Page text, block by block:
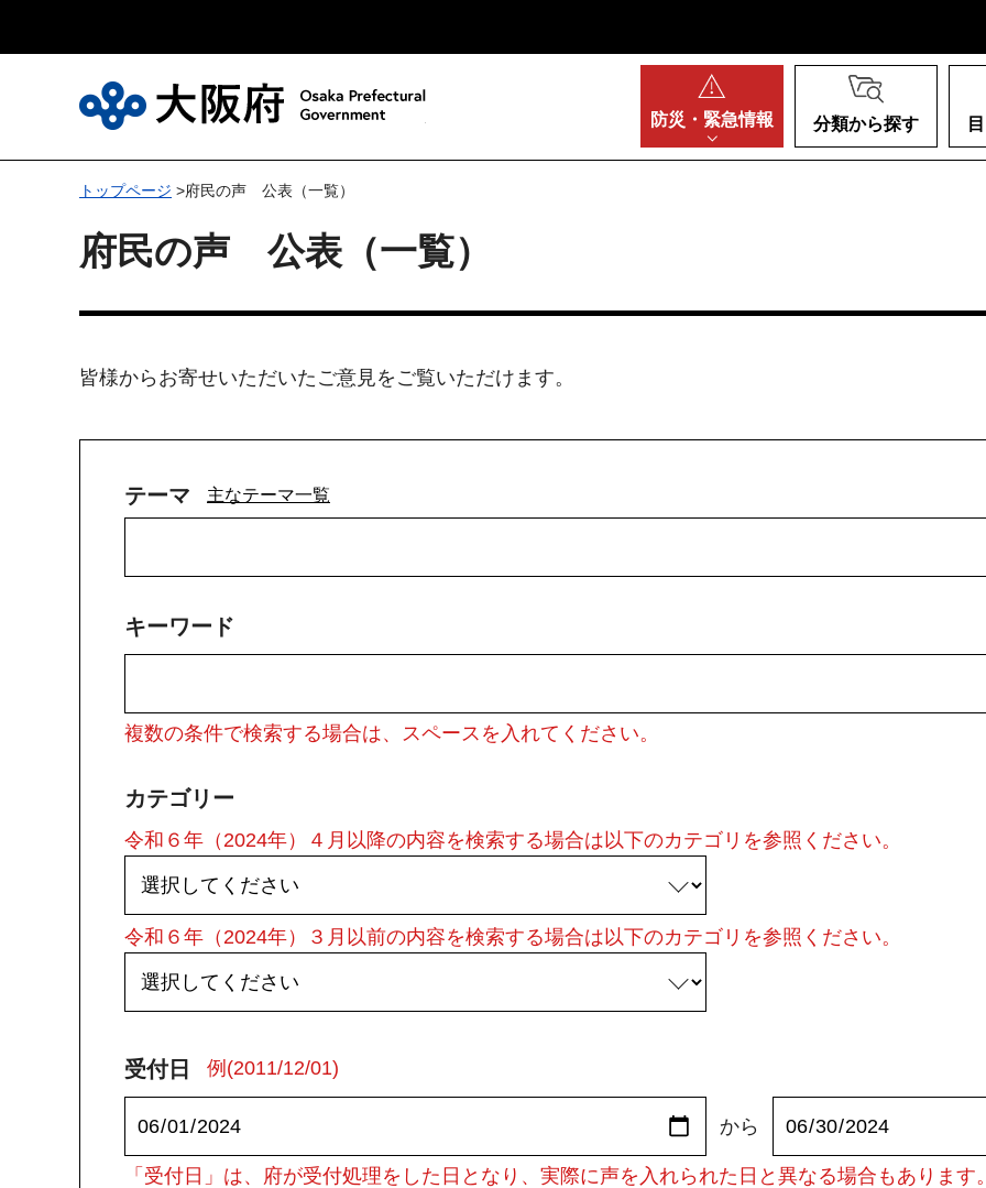
防災・ 緊急情報 分類から探す
トップページ >府民の声 公表（一覧）
府民の声 公表（一覧）
皆様からお寄せいただいたご意見をご覧いただけます。
テーマ 主なテーマ一覧
キーワード
複数の条件で検索する場合は、スペースを入れてください。
カテゴリー
令和６年（2024年）４月以降の内容を検索する場合は以下のカテゴリを参照ください。
令和６年（2024年）３月以前の内容を検索する場合は以下のカテゴリを参照ください。
受付日 例(2011/12/01)
から
「受付日」は、府が受付処理をした日となり、実際に声を入れられた日と異なる場合もあります